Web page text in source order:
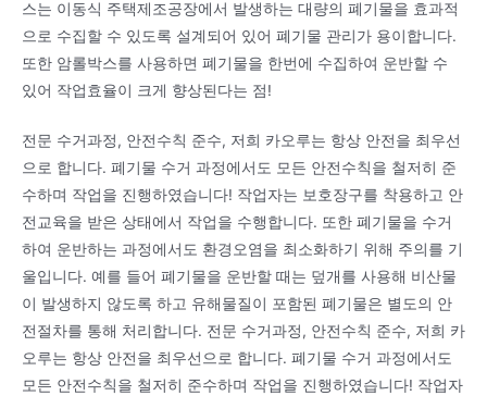
스는 이동식 주택제조공장에서 발생하는 대량의 폐기물을 효과적
으로 수집할 수 있도록 설계되어 있어 폐기물 관리가 용이합니다.
또한 암롤박스를 사용하면 폐기물을 한번에 수집하여 운반할 수
있어 작업효율이 크게 향상된다는 점!
전문 수거과정, 안전수칙 준수, 저희 카오루는 항상 안전을 최우선
으로 합니다. 폐기물 수거 과정에서도 모든 안전수칙을 철저히 준
수하며 작업을 진행하였습니다! 작업자는 보호장구를 착용하고 안
전교육을 받은 상태에서 작업을 수행합니다. 또한 폐기물을 수거
하여 운반하는 과정에서도 환경오염을 최소화하기 위해 주의를 기
울입니다. 예를 들어 폐기물을 운반할 때는 덮개를 사용해 비산물
이 발생하지 않도록 하고 유해물질이 포함된 폐기물은 별도의 안
전절차를 통해 처리합니다. 전문 수거과정, 안전수칙 준수, 저희 카
오루는 항상 안전을 최우선으로 합니다. 폐기물 수거 과정에서도
모든 안전수칙을 철저히 준수하며 작업을 진행하였습니다! 작업자